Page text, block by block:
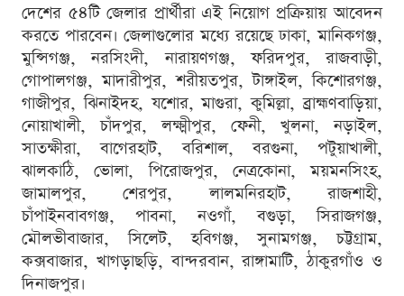
দেশের ৫৪টি জেলার প্রার্থীরা এই নিয়োগ প্রক্রিয়ায় আবেদন
করতে পারবেন। জেলাগুলোর মধ্যে রয়েছে ঢাকা, মানিকগঞ্জ,
মুন্সিগঞ্জ, নরসিংদী, নারায়ণগঞ্জ, ফরিদপুর, রাজবাড়ী,
গোপালগঞ্জ, মাদারীপুর, শরীয়তপুর, টাঙ্গাইল, কিশোরগঞ্জ,
গাজীপুর, ঝিনাইদহ, যশোর, মাগুরা, কুমিল্লা, ব্রাহ্মণবাড়িয়া,
নোয়াখালী, চাঁদপুর, লক্ষ্মীপুর, ফেনী, খুলনা, নড়াইল,
সাতক্ষীরা, বাগেরহাট, বরিশাল, বরগুনা, পটুয়াখালী,
ঝালকাঠি, ভোলা, পিরোজপুর, নেত্রকোনা, ময়মনসিংহ,
জামালপুর, শেরপুর, লালমনিরহাট, রাজশাহী,
চাঁপাইনবাবগঞ্জ, পাবনা, নওগাঁ, বগুড়া, সিরাজগঞ্জ,
মৌলভীবাজার, সিলেট, হবিগঞ্জ, সুনামগঞ্জ, চট্টগ্রাম,
কক্সবাজার, খাগড়াছড়ি, বান্দরবান, রাঙ্গামাটি, ঠাকুরগাঁও ও
দিনাজপুর।